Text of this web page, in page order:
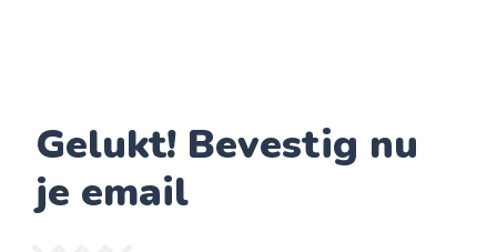
Gelukt! Bevestig nu
je email